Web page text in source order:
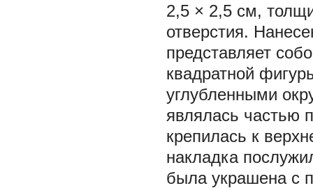
2,5 × 2,5 см,
отверстия.
представляет
квадратной
углубленными
являлась частью
крепилась к
накладка
была украшена с